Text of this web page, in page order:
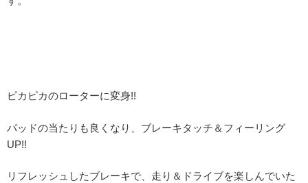
ピカピカのローターに変身!!
パッドの当たりも良くなり、ブレーキタッチ＆フィーリング
UP!!
リフレッシュしたブレーキで、走り＆ドライブを楽しんでいた